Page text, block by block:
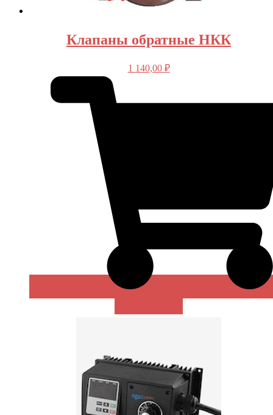
Клапаны обратные НКК
1 140,00 ₽